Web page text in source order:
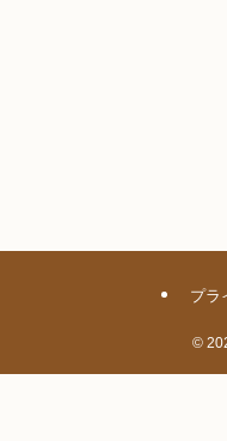
プラ
©